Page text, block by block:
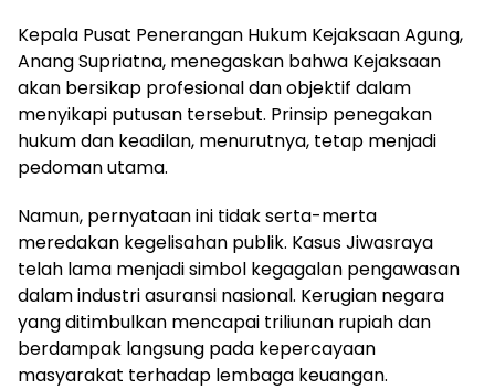
Kepala Pusat Penerangan Hukum Kejaksaan Agung,
Anang Supriatna, menegaskan bahwa Kejaksaan
akan bersikap profesional dan objektif dalam
menyikapi putusan tersebut. Prinsip penegakan
hukum dan keadilan, menurutnya, tetap menjadi
pedoman utama.
Namun, pernyataan ini tidak serta-merta
meredakan kegelisahan publik. Kasus Jiwasraya
telah lama menjadi simbol kegagalan pengawasan
dalam industri asuransi nasional. Kerugian negara
yang ditimbulkan mencapai triliunan rupiah dan
berdampak langsung pada kepercayaan
masyarakat terhadap lembaga keuangan.